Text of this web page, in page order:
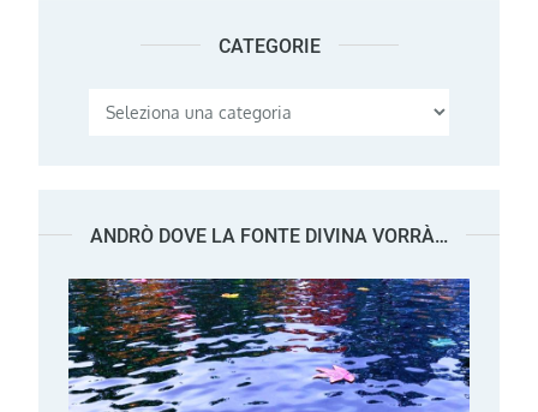
CATEGORIE
Categorie
ANDRÒ DOVE LA FONTE DIVINA VORRÀ…